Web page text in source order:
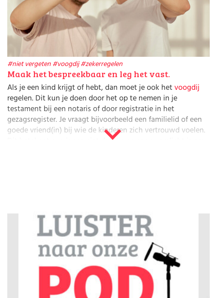
Kinderopvang
Onderwijs
Opvoeding
Ouderschap
Veiligheid
Verlof
Werk
#niet vergeten #voogdij #zekerregelen
Maak het bespreekbaar en leg het vast.
Als je een kind krijgt of hebt, dan moet je ook het voogdij
regelen. Dit kun je doen door het op te nemen in je
testament bij een notaris of door registratie in het
gezagsregister. Je vraagt bijvoorbeeld een familielid of een
goede vriend(in) bij wie de kinderen zich vertrouwd voelen.
Dit betekent overigens niet dat die persoon verplicht is om
informatie in te winnenen het vast te leggen.
Vergeet ook niet om over je erfenisna te denken. Wie krijgt
Wie krijgt het gezag?
Wie wordt er voogd als ik kom te overlijden?